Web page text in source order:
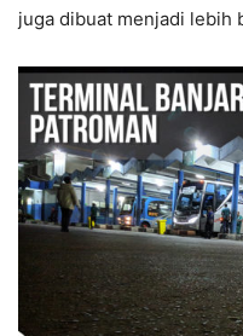
juga dibuat menjadi lebih